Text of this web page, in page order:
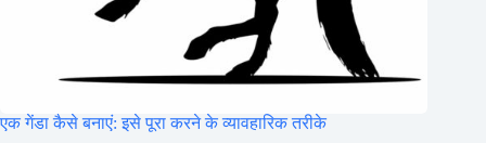
एक गेंडा कैसे बनाएं: इसे पूरा करने के व्यावहारिक तरीके